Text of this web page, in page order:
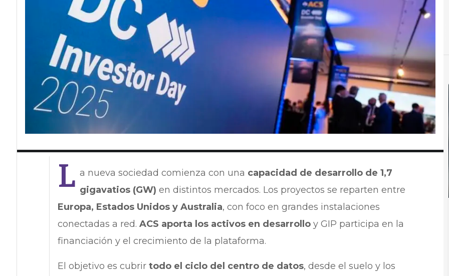
L a nueva sociedad comienza con una capacidad de desarrollo de 1,7
gigavatios (GW) en distintos mercados. Los proyectos se reparten entre
Europa, Estados Unidos y Australia, con foco en grandes instalaciones
conectadas a red. ACS aporta los activos en desarrolloy GIP participa en la
financiación y el crecimiento de la plataforma.
El objetivo es cubrir todo el ciclo del centro de datos, desde el suelo y los